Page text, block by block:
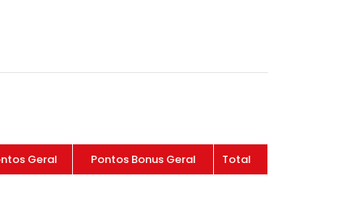
Geral Pontos Bonus Geral Total